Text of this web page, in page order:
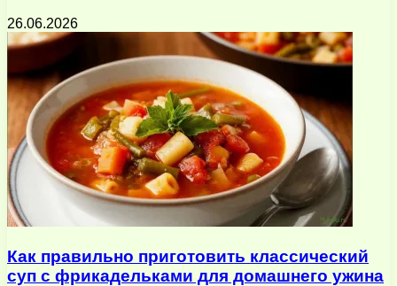
26.06.2026
Как правильно приготовить классический
суп с фрикадельками для домашнего ужина